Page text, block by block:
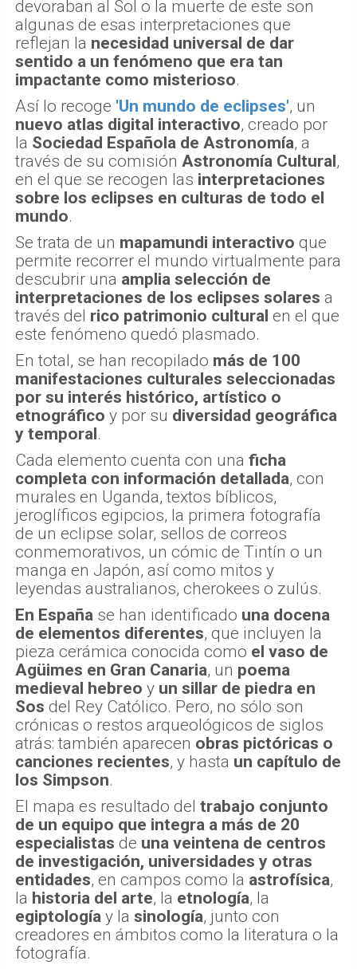
devoraban al Sol o la muerte de este son
algunas de esas interpretaciones que
reflejan la necesidad universal de dar
sentido a un fenómeno que era tan
impactante como misterioso.
Así lo recoge 'Un mundo de eclipses', un
nuevo atlas digital interactivo, creado por
la Sociedad Española de Astronomía, a
través de su comisión Astronomía Cultural,
en el que se recogen las interpretaciones
sobre los eclipses en culturas de todo el
mundo.
Se trata de un mapamundi interactivo que
permite recorrer el mundo virtualmente para
descubrir una amplia selección de
interpretaciones de los eclipses solares a
través del rico patrimonio cultural en el que
este fenómeno quedó plasmado.
En total, se han recopilado más de 100
manifestaciones culturales seleccionadas
por su interés histórico, artístico o
etnográfico y por su diversidad geográfica
y temporal.
Cada elemento cuenta con una ficha
completa con información detallada, con
murales en Uganda, textos bíblicos,
jeroglíficos egipcios, la primera fotografía
de un eclipse solar, sellos de correos
conmemorativos, un cómic de Tintín o un
manga en Japón, así como mitos y
leyendas australianos, cherokees o zulús.
En España se han identificado una docena
de elementos diferentes, que incluyen la
pieza cerámica conocida como el vaso de
Agüimes en Gran Canaria, un poema
medieval hebreo y un sillar de piedra en
Sos del Rey Católico. Pero, no sólo son
crónicas o restos arqueológicos de siglos
atrás: también aparecen obras pictóricas o
canciones recientes, y hasta un capítulo de
los Simpson.
El mapa es resultado del trabajo conjunto
de un equipo que integra a más de 20
especialistas de una veintena de centros
de investigación, universidades y otras
entidades, en campos como la astrofísica,
la historia del arte, la etnología, la
egiptología y la sinología, junto con
creadores en ámbitos como la literatura o la
fotografía.